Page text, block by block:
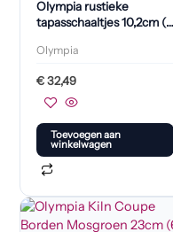
Olympia rustieke
tapasschaaltjes 10,2cm (6
Olympia
€32,49
Toevoegen aan
winkelwagen